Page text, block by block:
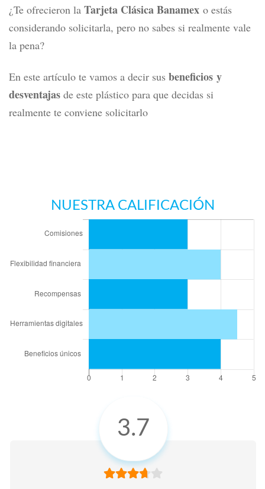
¿Te ofrecieron la Tarjeta Clásica Banamex o estás
considerando solicitarla, pero no sabes si realmente vale
la pena?
En este artículo te vamos a decir sus beneficios y
desventajas de este plástico para que decidas si
realmente te conviene solicitarlo
NUESTRA CALIFICACIÓN